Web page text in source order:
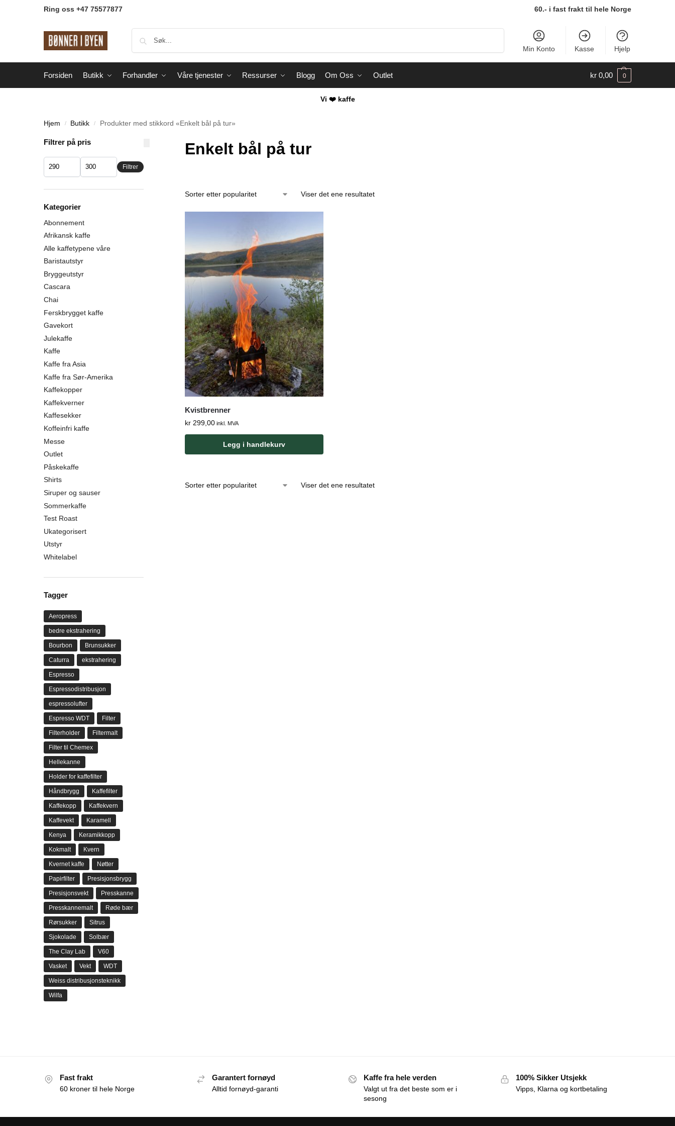
Ring oss +47 75577877 60.- i fast frakt til hele Norge
Min Konto Kasse Hjelp
Forsiden Butikk Forhandler Våre tjenester Ressurser Blogg Om Oss Outlet kr 0,00 0
Vi ❤️ kaffe
Hjem / Butikk / Produkter med stikkord «Enkelt bål på tur»
Enkelt bål på tur
Viser det ene resultatet
Kvistbrenner
kr299,00inkl. MVA
Legg i handlekurv
Viser det ene resultatet
Filtrer på pris
Filtrer
Kategorier
Abonnement
Afrikansk kaffe
Alle kaffetypene våre
Baristautstyr
Bryggeutstyr
Cascara
Chai
Ferskbrygget kaffe
Gavekort
Julekaffe
Kaffe
Kaffe fra Asia
Kaffe fra Sør-Amerika
Kaffekopper
Kaffekverner
Kaffesekker
Koffeinfri kaffe
Messe
Outlet
Påskekaffe
Shirts
Siruper og sauser
Sommerkaffe
Test Roast
Ukategorisert
Utstyr
Whitelabel
Tagger
Aeropress
bedre ekstrahering
Bourbon Brunsukker
Caturra ekstrahering
Espresso
Espressodistribusjon
espressolufter
Espresso WDT Filter
Filterholder Filtermalt
Filter til Chemex
Hellekanne
Holder for kaffefilter
Håndbrygg Kaffefilter
Kaffekopp Kaffekvern
Kaffevekt Karamell
Kenya Keramikkopp
Kokmalt Kvern
Kvernet kaffe Nøtter
Papirfilter Presisjonsbrygg
Presisjonsvekt Presskanne
Presskannemalt Røde bær
Rørsukker Sitrus
Sjokolade Solbær
The Clay Lab V60
Vasket Vekt WDT
Weiss distribusjonsteknikk
Wilfa
Fast frakt
60 kroner til hele Norge
Garantert fornøyd
Alltid fornøyd-garanti
Kaffe fra hele verden
Valgt ut fra det beste som er i
sesong
100% Sikker Utsjekk
Vipps, Klarna og kortbetaling